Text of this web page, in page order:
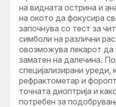
на видната острина и
на окото да фокусира
започнува со тест за
симболи на различни
овозможува лекарот
заматен на далечина.
специјализирани уреди,
рефрактометар и
точната диоптрија и
потребен за